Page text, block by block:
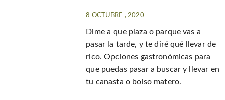
8 OCTUBRE , 2020
Dime a que plaza o parque vas a
pasar la tarde, y te diré qué llevar de
rico. Opciones gastronómicas para
que puedas pasar a buscar y llevar en
tu canasta o bolso matero.